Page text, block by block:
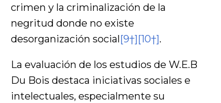
crimen y la criminalización de la
negritud donde no existe
desorganización social[9†][10†].
La evaluación de los estudios de W.E.B
Du Bois destaca iniciativas sociales e
intelectuales, especialmente su